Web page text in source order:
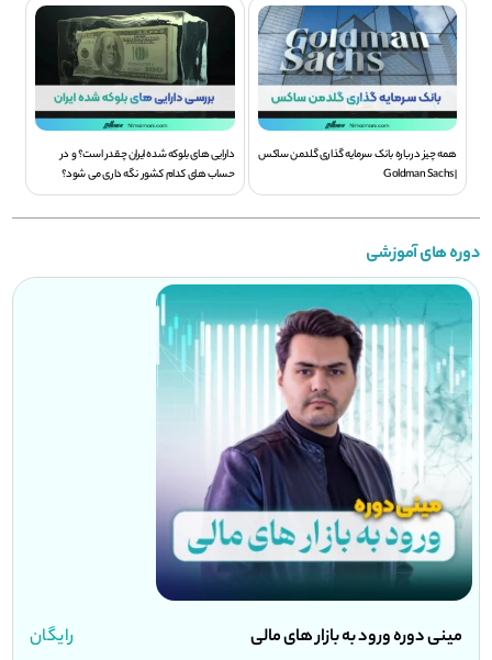
همه چیز درباره بانک سرمایه گذاری گلدمن ساکس
| Goldman Sachs
دارایی های بلوکه شده ایران چقدر است؟ و در
حساب های کدام کشور نگه داری می شود؟
دوره های آموزشی
مینی دوره ورود به بازار های مالی رایگان